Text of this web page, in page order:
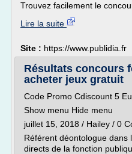
Trouvez facilement le
Lire la suite
Site : https://www.publidia.fr
Résultats concours
acheter jeux gratuit
Code Promo Cdiscount 5
Show menu Hide menu
juillet 15, 2018 / Hailey / 0
Référent déontologue dans
directs de la fonction